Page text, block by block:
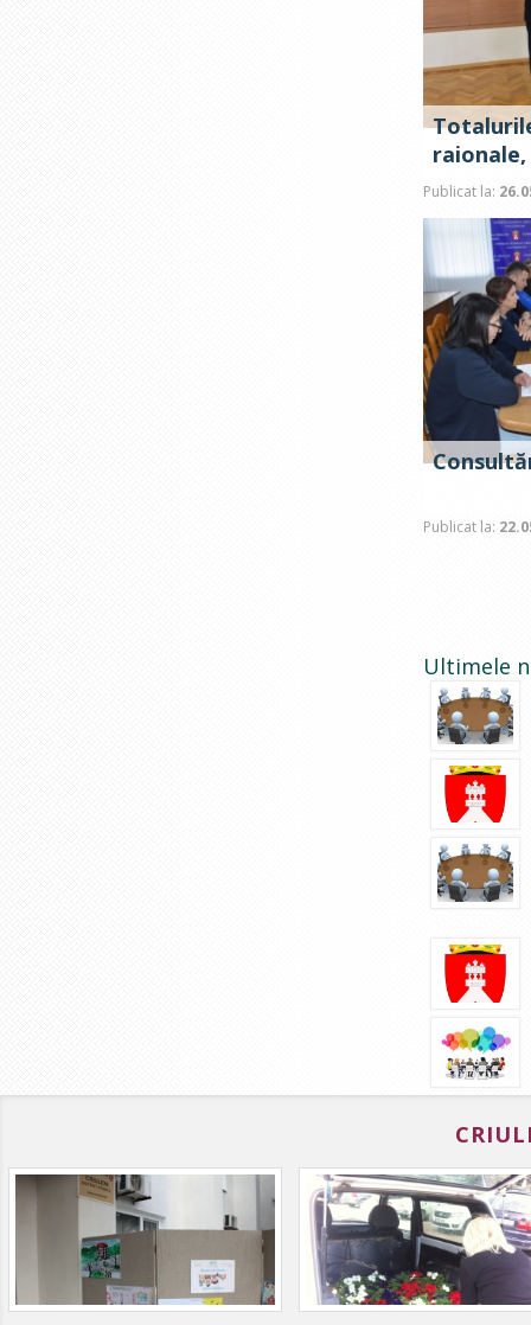
raionale,
Publicat la:
Publicat la:
Ultimele